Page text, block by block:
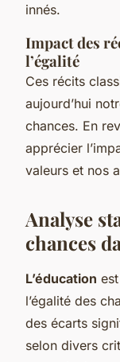
innés.
Impact des
l’égalité
Ces récits
aujourd’hui
chances. En
apprécier
valeurs et nos
Analyse
chances
L’éducation
l’égalité des
des écarts
selon divers